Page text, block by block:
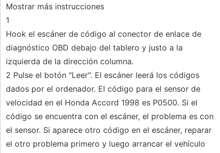
Mostrar más instrucciones
1
Hook el escáner de código al conector de enlace de
diagnóstico OBD debajo del tablero y justo a la
izquierda de la dirección columna.
2 Pulse el botón "Leer". El escáner leerá los códigos
dados por el ordenador. El código para el sensor de
velocidad en el Honda Accord 1998 es P0500. Si el
código se encuentra con el escáner, el problema es con
el sensor. Si aparece otro código en el escáner, reparar
el otro problema primero y luego arrancar el vehículo